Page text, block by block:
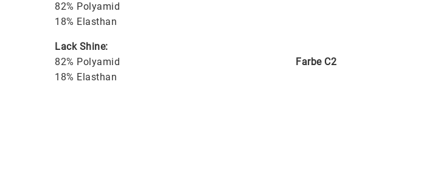
82% Polyamid
18% Elasthan
Lack Shine:
82% Polyamid
18% Elasthan
Farbe C2